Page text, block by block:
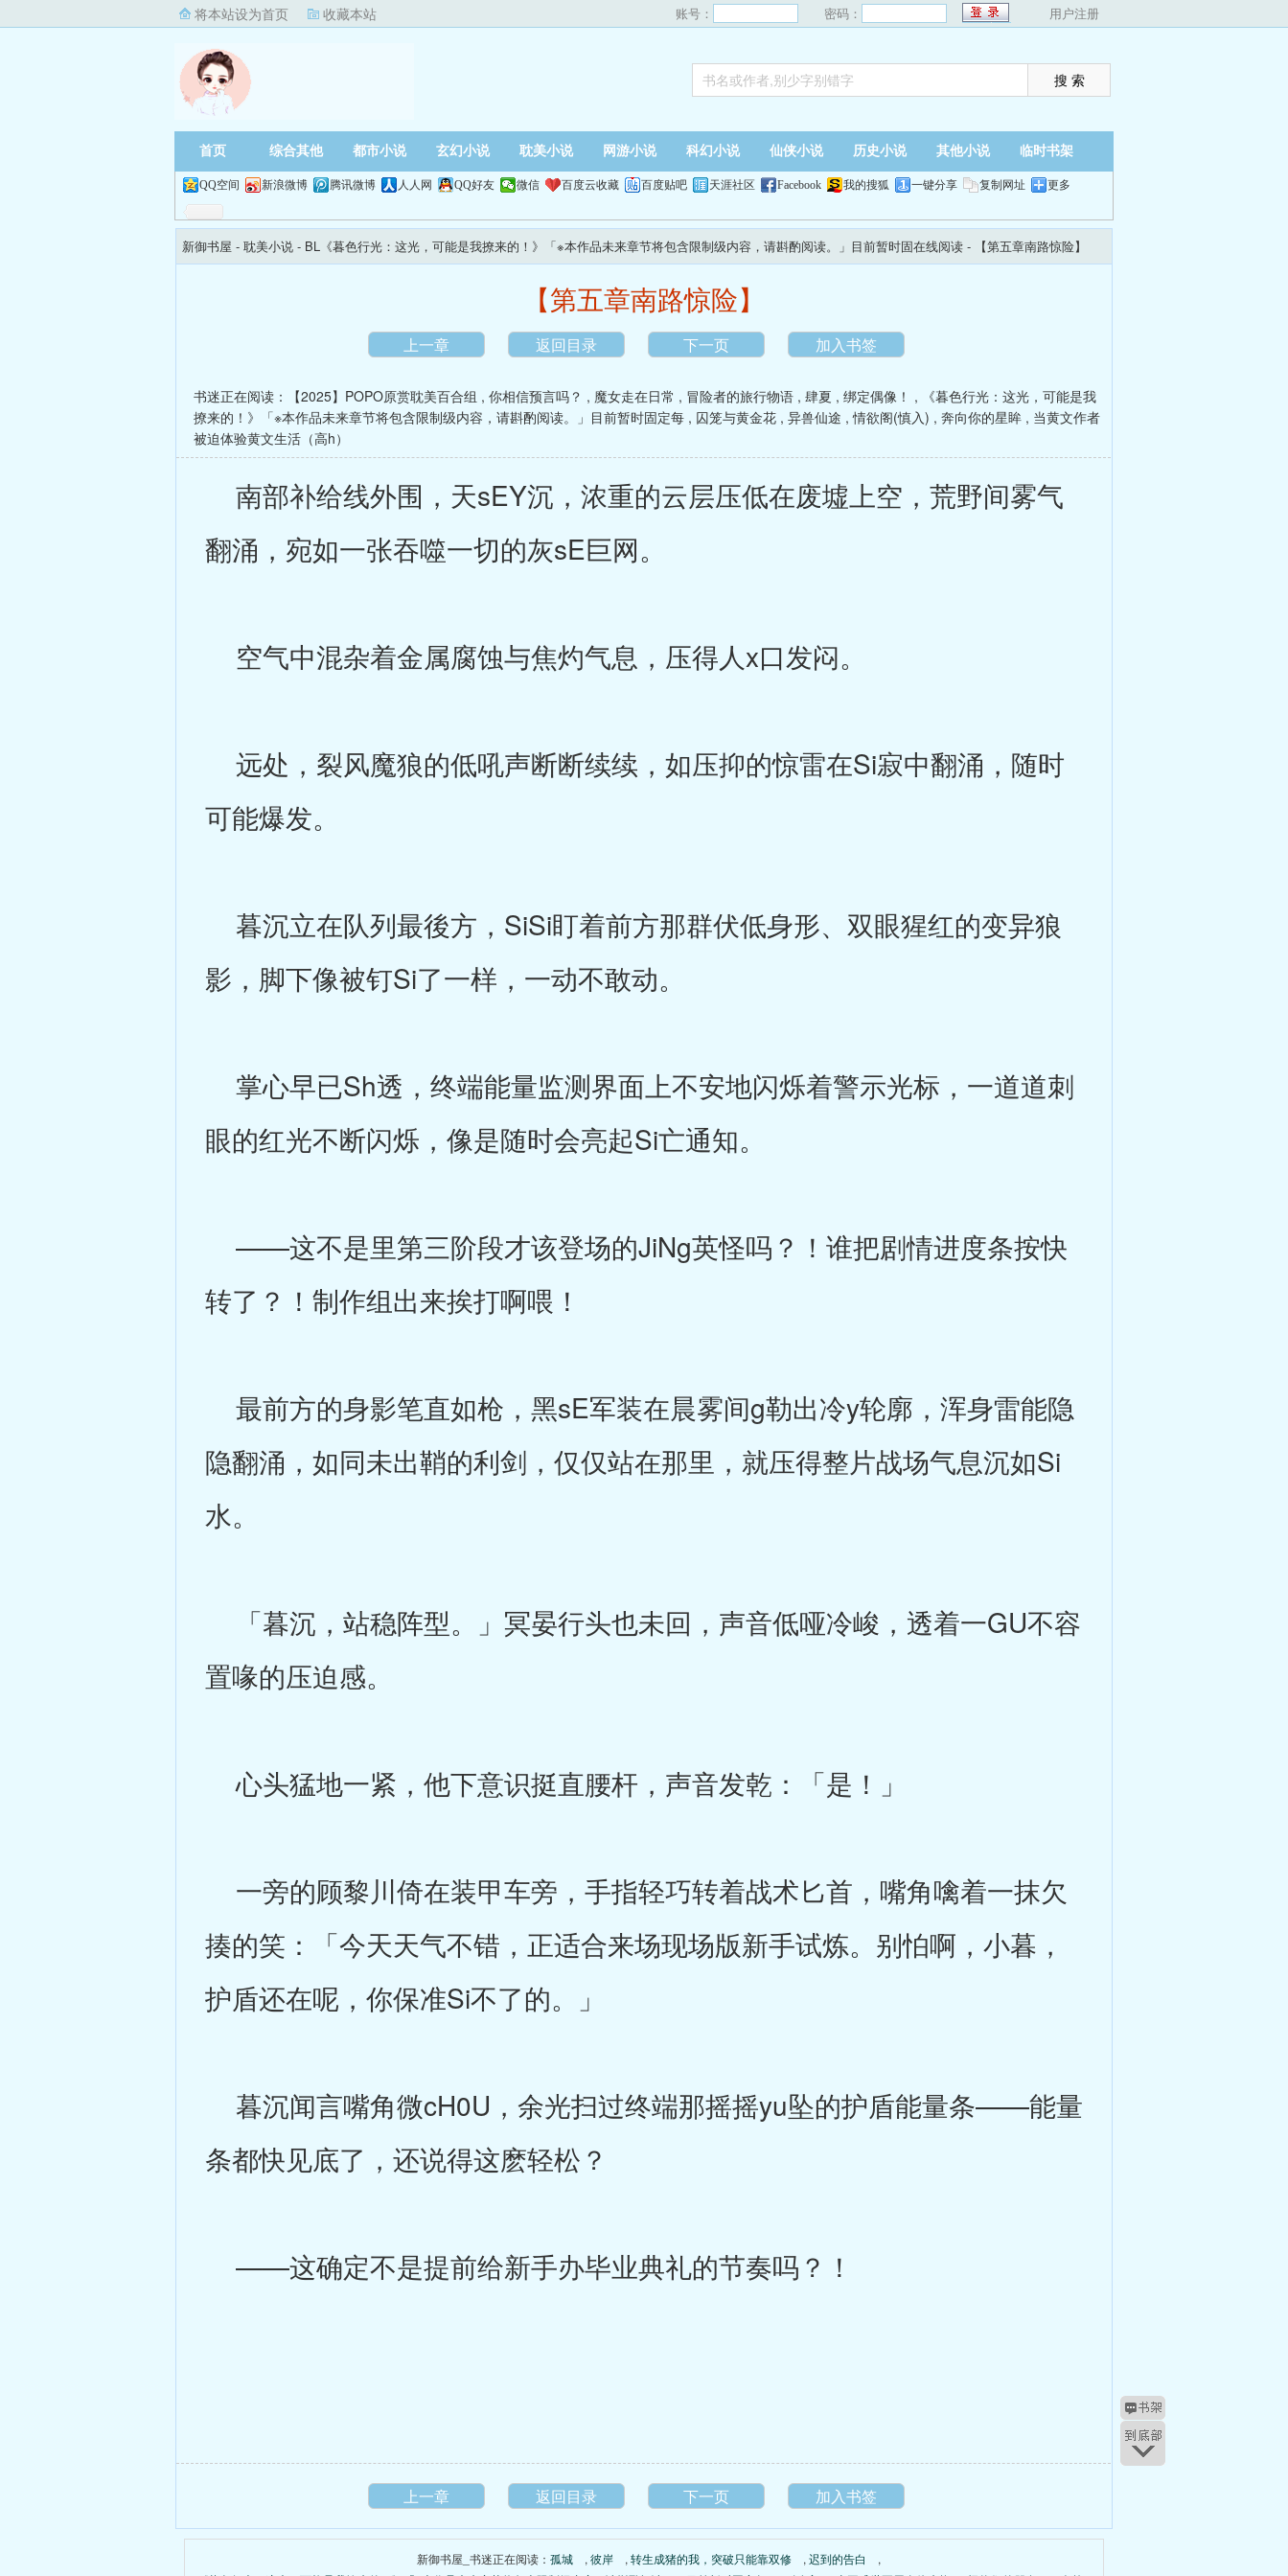
将本站设为首页 收藏本站 账号： 密码： 用户注册
首页 综合其他 都市小说 玄幻小说 耽美小说 网游小说 科幻小说 仙侠小说 历史小说 其他小说 临时书架
QQ空间 新浪微博 腾讯微博 人人网 QQ好友 微信 百度云收藏 百度贴吧 天涯社区 Facebook 我的搜狐 一键分享 复制网址 更多
新御书屋 - 耽美小说 - BL《暮色行光：这光，可能是我撩来的！》「※本作品未来章节将包含限制级内容，请斟酌阅读。」目前暂时固在线阅读 - 【第五章南路惊险】
【第五章南路惊险】
上一章 返回目录 下一页 加入书签
书迷正在阅读： 【2025】POPO原赏耽美百合组 , 你相信预言吗？ , 魔女走在日常 , 冒险者的旅行物语 , 肆夏 , 绑定偶像！ ,
《暮色行光：这光，可能是我
撩来的！》「※本作品未来章节将包含限制级内容，请斟酌阅读。」目前暂时固定每 , 囚笼与黄金花 , 异兽仙途 ,情欲阁(慎入) , 奔向你的星眸 , 当黄文作者
被迫体验黄文生活（高h）
南部补给线外围，天sEY沉，浓重的云层压低在废墟上空，荒野间雾气
翻涌，宛如一张吞噬一切的灰sE巨网。
空气中混杂着金属腐蚀与焦灼气息，压得人x口发闷。
远处，裂风魔狼的低吼声断断续续，如压抑的惊雷在Si寂中翻涌，随时
可能爆发。
暮沉立在队列最後方，SiSi盯着前方那群伏低身形、双眼猩红的变异狼
影，脚下像被钉Si了一样，一动不敢动。
掌心早已Sh透，终端能量监测界面上不安地闪烁着警示光标，一道道刺
眼的红光不断闪烁，像是随时会亮起Si亡通知。
——这不是里第三阶段才该登场的JiNg英怪吗？！谁把剧情进度条按快
转了？！制作组出来挨打啊喂！
最前方的身影笔直如枪，黑sE军装在晨雾间g勒出冷y轮廓，浑身雷能隐
隐翻涌，如同未出鞘的利剑，仅仅站在那里，就压得整片战场气息沉如Si
水。
「暮沉，站稳阵型。」冥晏行头也未回，声音低哑冷峻，透着一GU不容
置喙的压迫感。
心头猛地一紧，他下意识挺直腰杆，声音发乾：「是！」
一旁的顾黎川倚在装甲车旁，手指轻巧转着战术匕首，嘴角噙着一抹欠
揍的笑：「今天天气不错，正适合来场现场版新手试炼。别怕啊，小暮，
护盾还在呢，你保准Si不了的。」
暮沉闻言嘴角微cH0U，余光扫过终端那摇摇yu坠的护盾能量条——能量
条都快见底了，还说得这麽轻松？
——这确定不是提前给新手办毕业典礼的节奏吗？！
上一章 返回目录 下一页 加入书签
新御书屋_书迷正在阅读： 孤城 , 彼岸 , 转生成猪的我，突破只能靠双修 , 迟到的告白
,